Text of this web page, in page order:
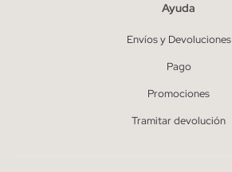
Ayuda
Envíos y Devoluciones
Pago
Promociones
Tramitar devolución